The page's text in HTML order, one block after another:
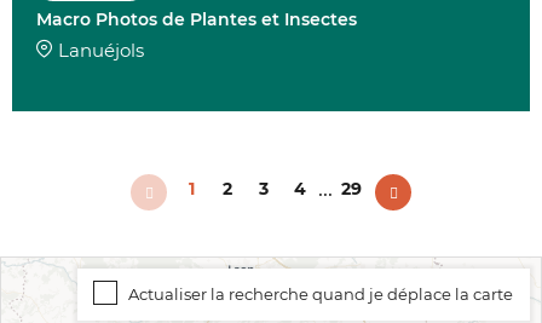
Macro Photos de Plantes et Insectes
Lanuéjols
1 2 3 4 ... 29
Actualiser la recherche quand je déplace la carte